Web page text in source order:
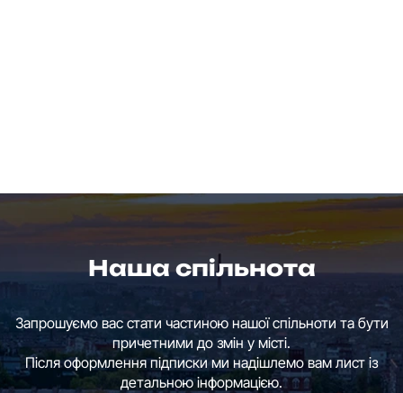
Наша спільнота
Запрошуємо вас стати частиною нашої спільноти та бути
причетними до змін у місті.
Після оформлення підписки ми надішлемо вам лист із
детальною інформацією.